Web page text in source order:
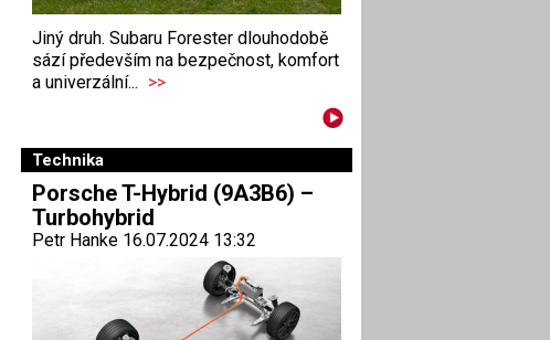
Jiný druh. Subaru Forester dlouhodobě
sází především na bezpečnost, komfort
a univerzální... >>
Technika
Porsche T-Hybrid (9A3B6) –
Turbohybrid
Petr Hanke 16.07.2024 13:32